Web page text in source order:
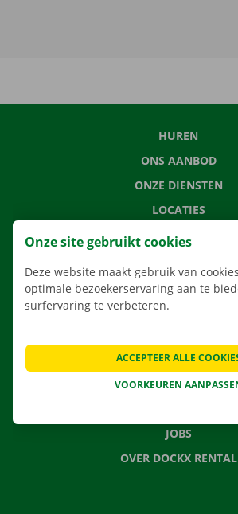
HUREN
ONS AANBOD
ONZE DIENSTEN
LOCATIES
APP
VEELGESTELDE
NIEUWS
JOBS
OVER DOCKX RENTAL
Onze site gebruikt cookies
Deze website maakt gebruik van
optimale bezoekerservaring aan te
surfervaring te verbeteren.
VOORKEUREN
ACCEPTEER ALLE